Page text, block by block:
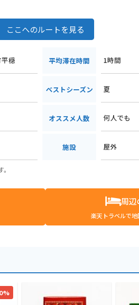
ここへのルートを見る
穏 平均滞在時間 1時間
ベストシーズン 夏
オススメ人数 何人でも
施設 屋外
周辺
楽天トラベルで地